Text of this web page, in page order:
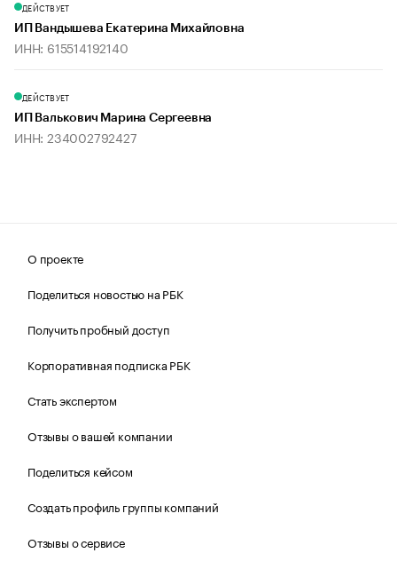
ДЕЙСТВУЕТ
ИП Вандышева Екатерина Михайловна
ИНН: 615514192140
ДЕЙСТВУЕТ
ИП Валькович Марина Сергеевна
ИНН: 234002792427
О проекте
Поделиться новостью на РБК
Получить пробный доступ
Корпоративная подписка РБК
Стать экспертом
Отзывы о вашей компании
Поделиться кейсом
Создать профиль группы компаний
Отзывы о сервисе